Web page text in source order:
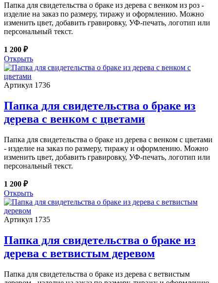
Папка для свидетельства о браке из дерева с венком из роз -
изделие на заказ по размеру, тиражу и оформлению. Можно
изменить цвет, добавить гравировку, УФ-печать, логотип или
персональный текст.
1 200 ₽
Открыть
Артикул 1736
Папка для свидетельства о браке из
дерева с венком с цветами
Папка для свидетельства о браке из дерева с венком с цветами
- изделие на заказ по размеру, тиражу и оформлению. Можно
изменить цвет, добавить гравировку, УФ-печать, логотип или
персональный текст.
1 200 ₽
Открыть
Артикул 1735
Папка для свидетельства о браке из
дерева с ветвистым деревом
Папка для свидетельства о браке из дерева с ветвистым